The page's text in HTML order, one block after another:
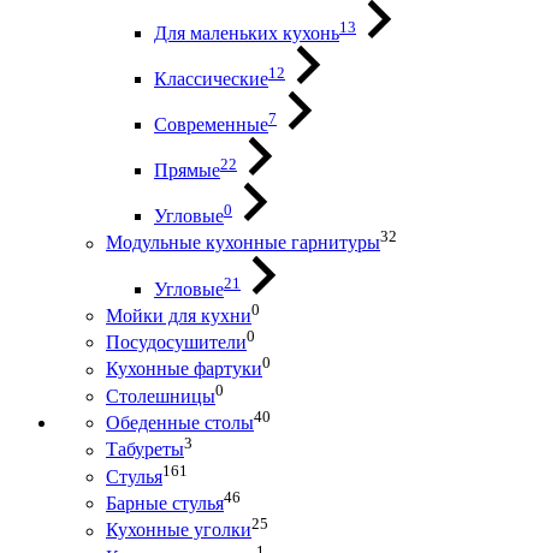
Для маленьких кухонь13
Классические12
Современные7
Прямые22
Угловые0
Модульные кухонные гарнитуры32
Угловые21
Мойки для кухни0
Посудосушители0
Кухонные фартуки0
Столешницы0
Обеденные столы40
Табуреты3
Стулья161
Барные стулья46
Кухонные уголки25